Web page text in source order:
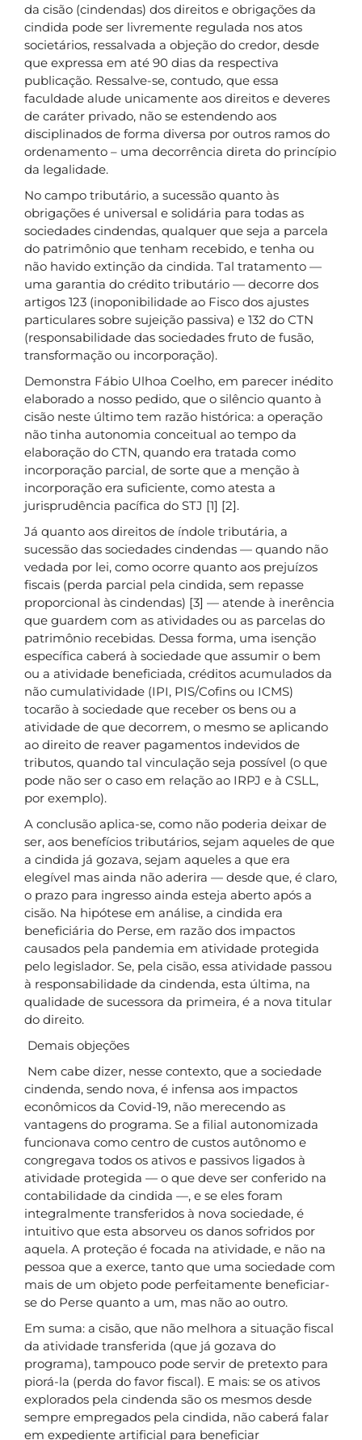
da cisão (cindendas) dos direitos e obrigações da
cindida pode ser livremente regulada nos atos
societários, ressalvada a objeção do credor, desde
que expressa em até 90 dias da respectiva
publicação. Ressalve-se, contudo, que essa
faculdade alude unicamente aos direitos e deveres
de caráter privado, não se estendendo aos
disciplinados de forma diversa por outros ramos do
ordenamento – uma decorrência direta do princípio
da legalidade.
No campo tributário, a sucessão quanto às
obrigações é universal e solidária para todas as
sociedades cindendas, qualquer que seja a parcela
do patrimônio que tenham recebido, e tenha ou
não havido extinção da cindida. Tal tratamento —
uma garantia do crédito tributário — decorre dos
artigos 123 (inoponibilidade ao Fisco dos ajustes
particulares sobre sujeição passiva) e 132 do CTN
(responsabilidade das sociedades fruto de fusão,
transformação ou incorporação).
Demonstra Fábio Ulhoa Coelho, em parecer inédito
elaborado a nosso pedido, que o silêncio quanto à
cisão neste último tem razão histórica: a operação
não tinha autonomia conceitual ao tempo da
elaboração do CTN, quando era tratada como
incorporação parcial, de sorte que a menção à
incorporação era suficiente, como atesta a
jurisprudência pacífica do STJ [1] [2].
Já quanto aos direitos de índole tributária, a
sucessão das sociedades cindendas — quando não
vedada por lei, como ocorre quanto aos prejuízos
fiscais (perda parcial pela cindida, sem repasse
proporcional às cindendas) [3] — atende à inerência
que guardem com as atividades ou as parcelas do
patrimônio recebidas. Dessa forma, uma isenção
específica caberá à sociedade que assumir o bem
ou a atividade beneficiada, créditos acumulados da
não cumulatividade (IPI, PIS/Cofins ou ICMS)
tocarão à sociedade que receber os bens ou a
atividade de que decorrem, o mesmo se aplicando
ao direito de reaver pagamentos indevidos de
tributos, quando tal vinculação seja possível (o que
pode não ser o caso em relação ao IRPJ e à CSLL,
por exemplo).
A conclusão aplica-se, como não poderia deixar de
ser, aos benefícios tributários, sejam aqueles de que
a cindida já gozava, sejam aqueles a que era
elegível mas ainda não aderira — desde que, é claro,
o prazo para ingresso ainda esteja aberto após a
cisão. Na hipótese em análise, a cindida era
beneficiária do Perse, em razão dos impactos
causados pela pandemia em atividade protegida
pelo legislador. Se, pela cisão, essa atividade passou
à responsabilidade da cindenda, esta última, na
qualidade de sucessora da primeira, é a nova titular
do direito.
Demais objeções
Nem cabe dizer, nesse contexto, que a sociedade
cindenda, sendo nova, é infensa aos impactos
econômicos da Covid-19, não merecendo as
vantagens do programa. Se a filial autonomizada
funcionava como centro de custos autônomo e
congregava todos os ativos e passivos ligados à
atividade protegida — o que deve ser conferido na
contabilidade da cindida —, e se eles foram
integralmente transferidos à nova sociedade, é
intuitivo que esta absorveu os danos sofridos por
aquela. A proteção é focada na atividade, e não na
pessoa que a exerce, tanto que uma sociedade com
mais de um objeto pode perfeitamente beneficiar-
se do Perse quanto a um, mas não ao outro.
Em suma: a cisão, que não melhora a situação fiscal
da atividade transferida (que já gozava do
programa), tampouco pode servir de pretexto para
piorá-la (perda do favor fiscal). E mais: se os ativos
explorados pela cindenda são os mesmos desde
sempre empregados pela cindida, não caberá falar
em expediente artificial para beneficiar